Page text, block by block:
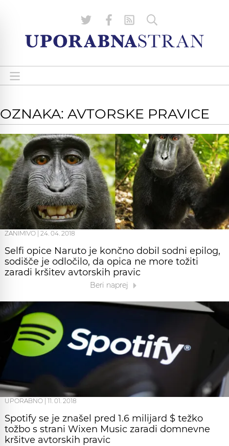
OZNAKA: AVTORSKE PRAVICE
ZANIMIVO 24. 04. 2018
Selfi opice Naruto je končno dobil sodni epilog,
sodišče je odločilo, da opica ne more tožiti
zaradi kršitev avtorskih pravic
Beri naprej
UPORABNO 11. 01. 2018
Spotify se je znašel pred 1.6 milijard $ težko
tožbo s strani Wixen Music zaradi domnevne
kršitve avtorskih pravic